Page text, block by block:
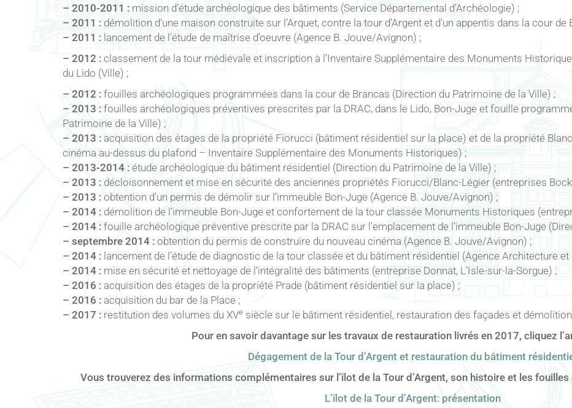
– 2010-2011 : mission d’étude archéologique des bâtiments (Service Départemental d’Archéologie) ;
– 2011 : démolition d’une maison construite sur l’Arquet, contre la tour d’Argent et d’un appentis dans la cour
– 2011 : lancement de l’étude de maîtrise d’oeuvre (Agence B. Jouve/Avignon) ;
– 2012 : classement de la tour médiévale et inscription à l’Inventaire Supplémentaire des Monuments
du Lido (Ville) ;
– 2012 : fouilles archéologiques programmées dans la cour de Brancas (Direction du Patrimoine de la Ville) ;
– 2013 : fouilles archéologiques préventives prescrites par la DRAC, dans le Lido, Bon-Juge et fouille
Patrimoine de la Ville) ;
– 2013 : acquisition des étages de la propriété Fiorucci (bâtiment résidentiel sur la place) et de la propriété
cinéma au-dessus du plafond – Inventaire Supplémentaire des Monuments Historiques) ;
– 2013-2014 : étude archéologique du bâtiment résidentiel (Direction du Patrimoine de la Ville) ;
– 2013 : décloisonnement et mise en sécurité des anciennes propriétés Fiorucci/Blanc-Légier (entreprises
– 2013 : obtention d’un permis de démolir sur l’immeuble Bon-Juge (Agence B. Jouve/Avignon) ;
– 2014 : démolition de l’immeuble Bon-Juge et confortement de la tour classée Monuments Historiques
– 2014 : fouille archéologique préventive prescrite par la DRAC sur l’emplacement de l’immeuble Bon-Juge
– septembre 2014 : obtention du permis de construire du nouveau cinéma (Agence B. Jouve/Avignon) ;
– 2014 : lancement de l’étude de diagnostic de la tour classée et du bâtiment résidentiel (Agence Architecture
– 2014 : mise en sécurité et nettoyage de l’intégralité des bâtiments (entreprise Donnat, L’Isle-sur-la-Sorgue) ;
– 2016 : acquisition des étages de la propriété Prade (bâtiment résidentiel sur la place) ;
– 2016 : acquisition du bar de la Place ;
– 2017 : restitution des volumes du XVe siècle sur le bâtiment résidentiel, restauration des façades et
Pour en savoir davantage sur les travaux de restauration livrés en 2017, cliquez
Dégagement de la Tour d’Argent et restauration du bâtiment
Vous trouverez des informations complémentaires sur l’îlot de la Tour d’Argent, son histoire et les
L’îlot de la Tour d’Argent: présentation